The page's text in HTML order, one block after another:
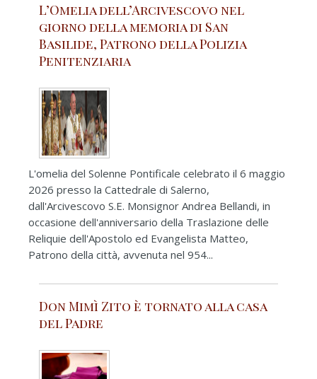
L’Omelia dell’Arcivescovo nel
giorno della memoria di San
Basilide, Patrono della Polizia
Penitenziaria
L'omelia del Solenne Pontificale celebrato il 6 maggio
2026 presso la Cattedrale di Salerno,
dall'Arcivescovo S.E. Monsignor Andrea Bellandi, in
occasione dell'anniversario della Traslazione delle
Reliquie dell'Apostolo ed Evangelista Matteo,
Patrono della città, avvenuta nel 954...
Don Mimì Zito è tornato alla casa
del Padre